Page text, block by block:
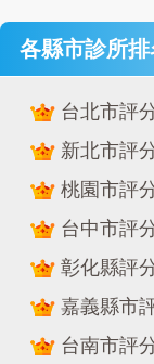
各縣市診所排
台北市評
新北市評
桃園市評
台中市評
彰化縣評
嘉義縣市
台南市評